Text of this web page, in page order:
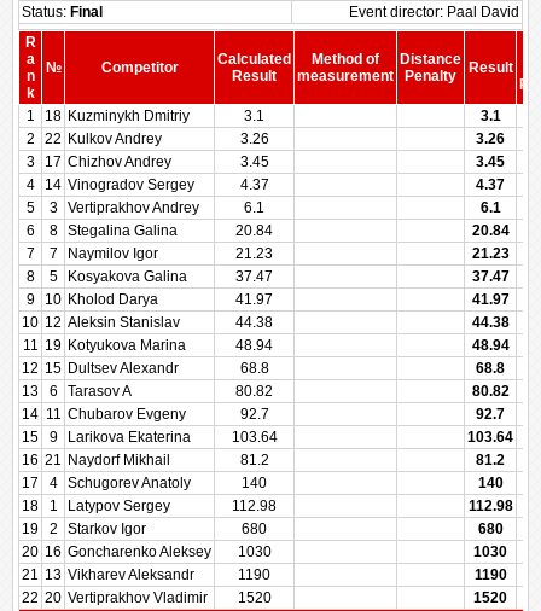
Status: Final
Event director: Paal David
R
a
n
k
№ Competitor
Calculated
Result
Method of
measurement
Distance
Penalty
Result
1
18 Kuzminykh Dmitriy 3.1
3.1
2
22 Kulkov Andrey 3.26
3.26
3
17 Chizhov Andrey 3.45
3.45
4
14 Vinogradov Sergey 4.37
4.37
5
3 Vertiprakhov Andrey 6.1
6.1
6
8 Stegalina Galina 20.84
20.84
7
7 Naymilov Igor 21.23
21.23
8
5 Kosyakova Galina 37.47
37.47
9
10 Kholod Darya 41.97
41.97
10 12 Aleksin Stanislav 44.38
44.38
11 19 Kotyukova Marina 48.94
48.94
12 15 Dultsev Alexandr 68.8
68.8
13
6 Tarasov A 80.82
80.82
14 11 Chubarov Evgeny 92.7
92.7
15
9 Larikova Ekaterina 103.64
103.64
16 21 Naydorf Mikhail 81.2
81.2
17
4 Schugorev Anatoly 140
140
18
1 Latypov Sergey 112.98
112.98
19
2 Starkov Igor 680
680
20 16 Goncharenko Aleksey 1030
1030
21 13 Vikharev Aleksandr 1190
1190
22 20 Vertiprakhov Vladimir 1520 1520